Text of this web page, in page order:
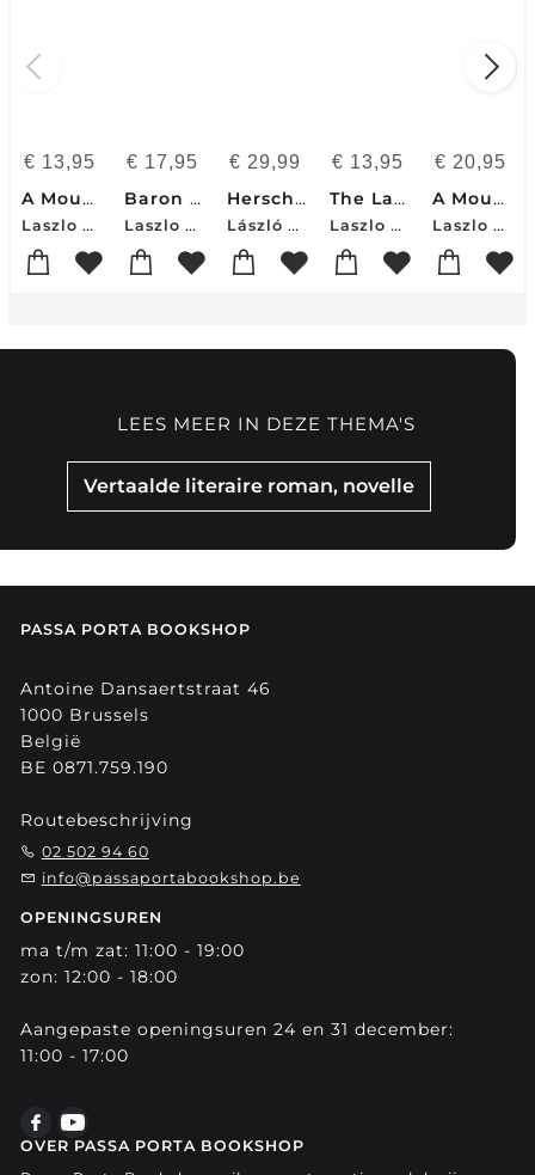
€ 13,95
A Mountain to the North, A Lake to The South, Paths to the West, A River to the East
Laszlo Krasznahorkai
€ 17,95
Baron Wenckheim's Homecoming
Laszlo Krasznahorkai
€ 29,99
Herscht 07769
László Krasznahorkai
€ 13,95
The Last Wolf & Herman
Laszlo Krasznahorkai
€ 20,95
A Mountain to the North, A Lake to The South, Paths to the West, A River to the East
Laszlo Krasznahorkai
Vertaalde literaire roman, novelle
LEES MEER IN DEZE THEMA'S
PASSA PORTA BOOKSHOP
Antoine Dansaertstraat 46
1000 Brussels
België
BE 0871.759.190
Routebeschrijving
02 502 94 60
info@passaportabookshop.be
OPENINGSUREN
ma t/m zat: 11:00 - 19:00
zon: 12:00 - 18:00
Aangepaste openingsuren 24 en 31 december:
11:00 - 17:00
OVER PASSA PORTA BOOKSHOP